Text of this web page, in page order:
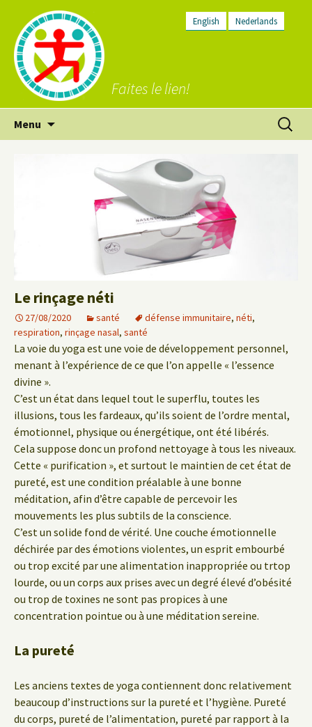
English Nederlands
Faites le lien!
Menu
Le rinçage néti
27/08/2020 santé défense immunitaire, néti,
respiration, rinçage nasal, santé
La voie du yoga est une voie de développement personnel,
menant à l’expérience de ce que l’on appelle « l’essence
divine ».
C’est un état dans lequel tout le superflu, toutes les
illusions, tous les fardeaux, qu’ils soient de l’ordre mental,
émotionnel, physique ou énergétique, ont été libérés.
Cela suppose donc un profond nettoyage à tous les niveaux.
Cette « purification », et surtout le maintien de cet état de
pureté, est une condition préalable à une bonne
méditation, afin d’être capable de percevoir les
mouvements les plus subtils de la conscience.
C’est un solide fond de vérité. Une couche émotionnelle
déchirée par des émotions violentes, un esprit embourbé
ou trop excité par une alimentation inappropriée ou trtop
lourde, ou un corps aux prises avec un degré élevé d’obésité
ou trop de toxines ne sont pas propices à une
concentration pointue ou à une méditation sereine.
La pureté
Les anciens textes de yoga contiennent donc relativement
beaucoup d’instructions sur la pureté et l’hygiène. Pureté
du corps, pureté de l’alimentation, pureté par rapport à la